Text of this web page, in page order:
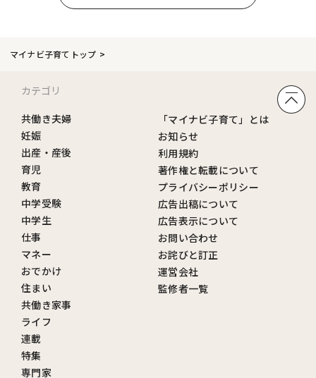
マイナビ子育てトップ
カテゴリ
共働き夫婦
妊娠
出産・産後
育児
教育
中学受験
中学生
仕事
マネー
おでかけ
住まい
共働き家事
ライフ
連載
特集
専門家
「マイナビ子育て」とは
お知らせ
利用規約
著作権と転載について
プライバシーポリシー
広告出稿について
広告表示について
お問い合わせ
お詫びと訂正
運営会社
監修者一覧